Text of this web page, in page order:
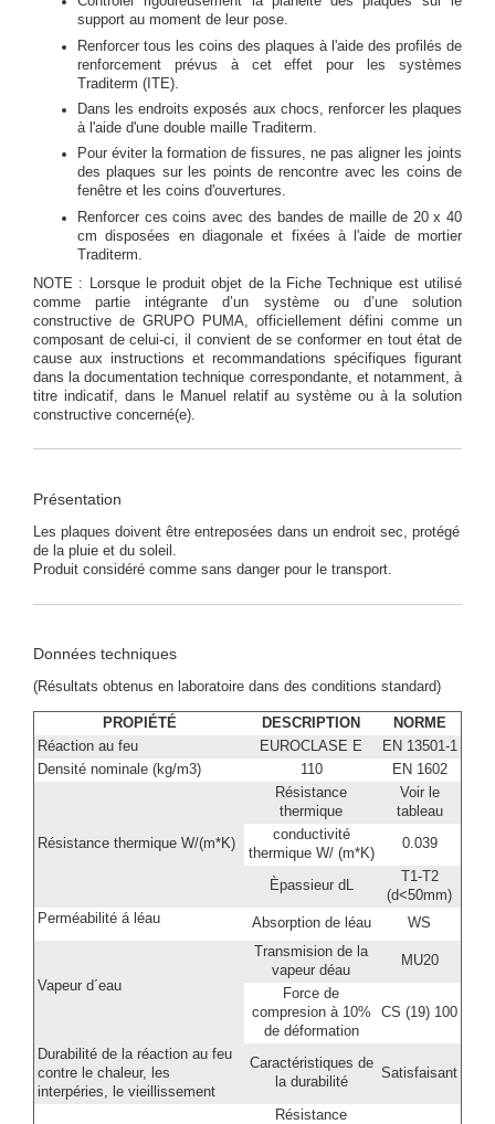
support au moment de leur pose.
Renforcer tous les coins des plaques à l'aide des profilés de
renforcement prévus à cet effet pour les systèmes
Traditerm (ITE).
Dans les endroits exposés aux chocs, renforcer les plaques
à l'aide d'une double maille Traditerm.
Pour éviter la formation de fissures, ne pas aligner les joints
des plaques sur les points de rencontre avec les coins de
fenêtre et les coins d'ouvertures.
Renforcer ces coins avec des bandes de maille de 20 x 40
cm disposées en diagonale et fixées à l'aide de mortier
Traditerm.
NOTE : Lorsque le produit objet de la Fiche Technique est utilisé
comme partie intégrante d’un système ou d’une solution
constructive de GRUPO PUMA, officiellement défini comme un
composant de celui-ci, il convient de se conformer en tout état de
cause aux instructions et recommandations spécifiques figurant
dans la documentation technique correspondante, et notamment, à
titre indicatif, dans le Manuel relatif au système ou à la solution
constructive concerné(e).
Présentation
Les plaques doivent être entreposées dans un endroit sec, protégé
de la pluie et du soleil.
Produit considéré comme sans danger pour le transport.
Données techniques
(Résultats obtenus en laboratoire dans des conditions standard)
PROPIÉTÉ DESCRIPTION
NORME
Réaction au feu
EUROCLASE E
EN 13501-1
Densité nominale (kg/m3)
110 EN 1602
Résistance thermique W/(m*K)
Résistance
thermique
Voir le
tableau
conductivité
thermique W/ (m*K)
0.039
Èpassieur dL
T1-T2
(d<50mm)
Perméabilité á léau
Absorption de léau WS
Vapeur d´eau
Transmision de la
vapeur déau
MU20
Force de
compresion à 10%
de déformation
CS (19) 100
Durabilité de la réaction au feu
contre le chaleur, les
interpéries, le vieillissement
Caractéristiques de
la durabilité
Satisfaisant
Résistance